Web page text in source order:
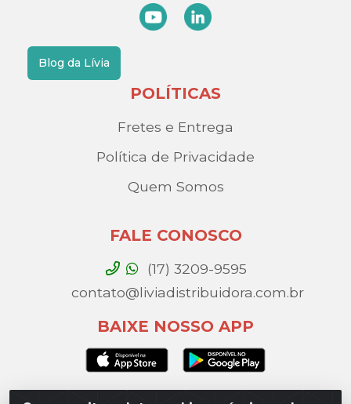
Blog da Lívia
POLÍTICAS
Fretes e Entrega
Política de Privacidade
Quem Somos
FALE CONOSCO
(17) 3209-9595
contato@liviadistribuidora.com.br
BAIXE NOSSO APP